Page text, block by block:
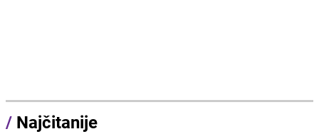
/ Najčitanije